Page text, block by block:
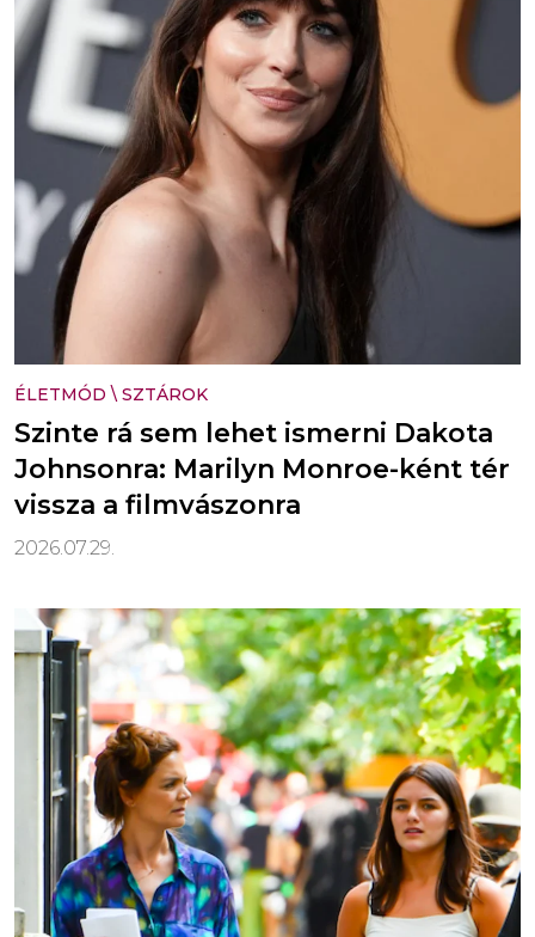
ÉLETMÓD \ SZTÁROK
Szinte rá sem lehet ismerni Dakota
Johnsonra: Marilyn Monroe-ként tér
vissza a filmvászonra
2026.07.29.